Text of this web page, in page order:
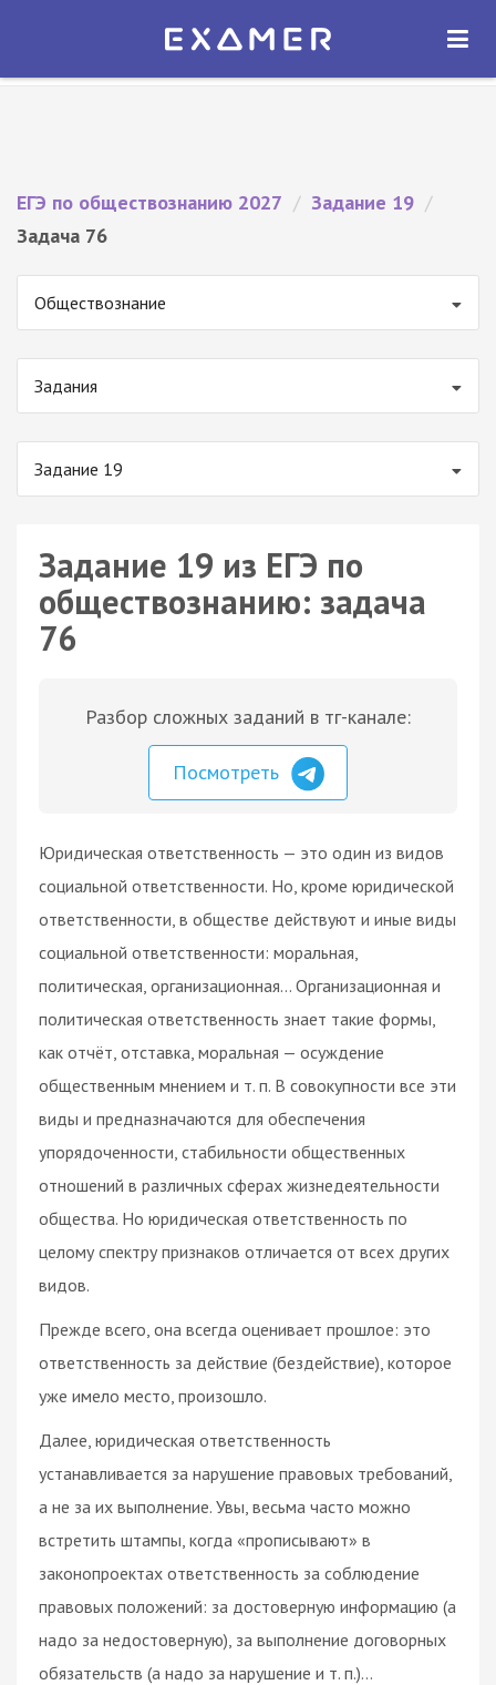
Экзамер — ЕГЭ 2027
ОТКРЫТЬ
ЕГЭ по обществознанию 2027 / Задание 19 /
Задача 76
Обществознание
Задания
Задание 19
Задание 19 из ЕГЭ по
обществознанию: задача
76
Разбор сложных заданий в тг-канале:
Посмотреть
Юридическая ответственность — это один из видов
социальной ответственности. Но, кроме юридической
ответственности, в обществе действуют и иные виды
социальной ответственности: моральная,
политическая, организационная… Организационная и
политическая ответственность знает такие формы,
как отчёт, отставка, моральная — осуждение
общественным мнением и т. п. В совокупности все эти
виды и предназначаются для обеспечения
упорядоченности, стабильности общественных
отношений в различных сферах жизнедеятельности
общества. Но юридическая ответственность по
целому спектру признаков отличается от всех других
видов.
Прежде всего, она всегда оценивает прошлое: это
ответственность за действие (бездействие), которое
уже имело место, произошло.
Далее, юридическая ответственность
устанавливается за нарушение правовых требований,
а не за их выполнение. Увы, весьма часто можно
встретить штампы, когда «прописывают» в
законопроектах ответственность за соблюдение
правовых положений: за достоверную информацию (а
надо за недостоверную), за выполнение договорных
обязательств (а надо за нарушение и т. п.)…